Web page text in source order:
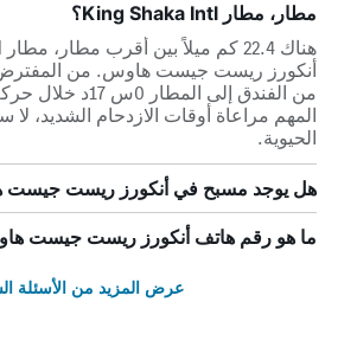
مطار، مطار King Shaka Intl؟
أنكورز ريست جيست هاوس. من المفترض
من الفندق إلى
المهم مراعاة أوقات الازدحام الشديد،
الحيوية.
هل يوجد مسبح في أنكورز ريست
ما هو رقم هاتف أنكورز ريست جيست
عرض المزيد من الأسئلة